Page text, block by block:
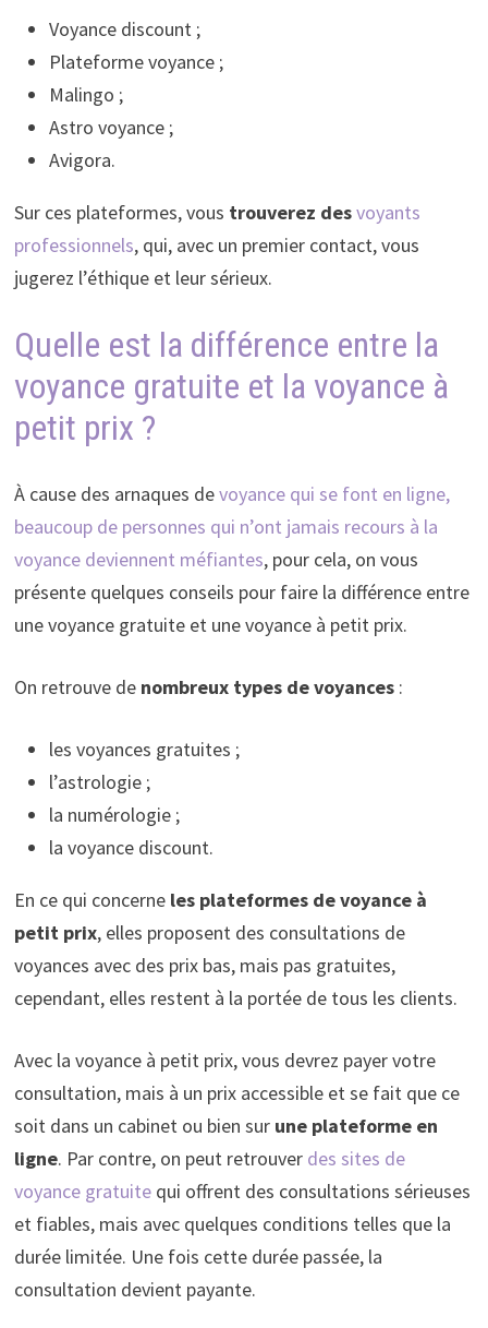
Voyance discount ;
Plateforme voyance ;
Malingo ;
Astro voyance ;
Avigora.
Sur ces plateformes, vous trouverez desvoyants
professionnels, qui, avec un premier contact, vous
jugerez l’éthique et leur sérieux.
Quelle est la différence entre la
voyance gratuite et la voyance à
petit prix ?
À cause des arnaques devoyance qui se font en ligne,
beaucoup de personnes qui n’ont jamais recours à la
voyance deviennent méfiantes, pour cela, on vous
présente quelques conseils pour faire la différence entre
une voyance gratuite et une voyance à petit prix.
On retrouve denombreux types de voyances :
les voyances gratuites ;
l’astrologie ;
la numérologie ;
la voyance discount.
En ce qui concerne les plateformes de voyance à
petit prix, elles proposent des consultations de
voyances avec des prix bas, mais pas gratuites,
cependant, elles restent à la portée de tous les clients.
Avec la voyance à petit prix, vous devrez payer votre
consultation, mais à un prix accessible et se fait que ce
soit dans un cabinet ou bien surune plateforme en
ligne. Par contre, on peut retrouver des sites de
voyance gratuite qui offrent des consultations sérieuses
et fiables, mais avec quelques conditions telles que la
durée limitée. Une fois cette durée passée, la
consultation devient payante.